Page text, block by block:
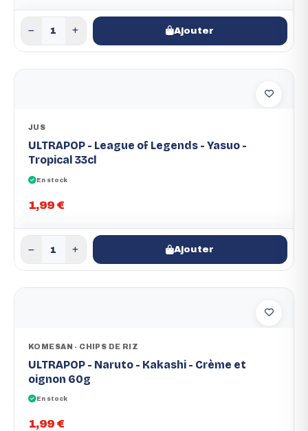
Ajouter
JUS
ULTRAPOP - League of Legends - Yasuo -
Tropical 33cl
En stock
1,99 €
Ajouter
KOMESAN - CHIPS DE RIZ
ULTRAPOP - Naruto - Kakashi - Crème et
oignon 60g
En stock
1,99 €